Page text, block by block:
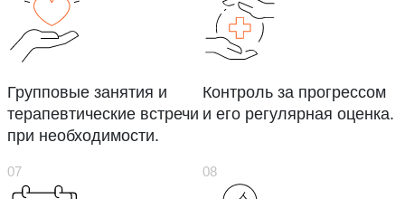
Групповые занятия и
терапевтические встречи
при необходимости.
Контроль за прогрессом
и его регулярная оценка.